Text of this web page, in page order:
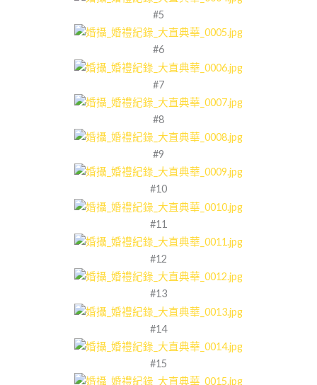
#5
#6
#7
#8
#9
#10
#11
#12
#13
#14
#15